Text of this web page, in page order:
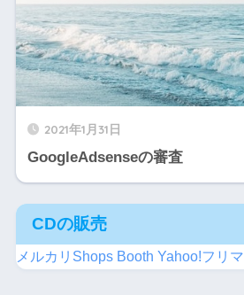
2021年1月31日
GoogleAdsenseの審査
CDの販売
メルカリShops Booth Yahoo!フリマ